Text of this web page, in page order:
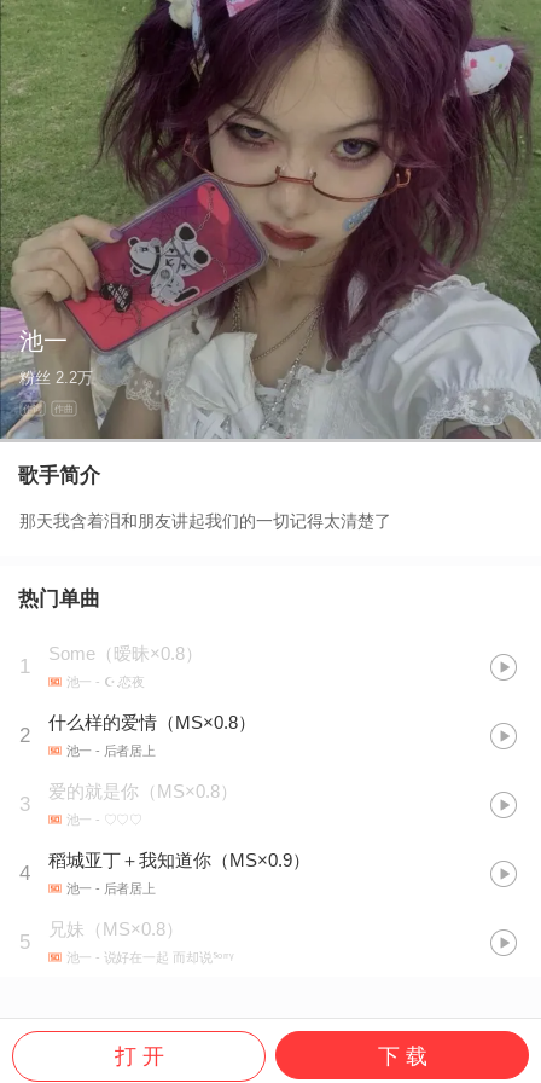
池一
粉丝 2.2万
作词 作曲
歌手简介
那天我含着泪和朋友讲起我们的一切记得太清楚了
热门单曲
1
Some（暧昧×0.8）
池一 - ☪.恋夜
2
什么样的爱情（MS×0.8）
池一 - 后者居上
3
爱的就是你（MS×0.8）
池一 - ♡♡♡
4
稻城亚丁＋我知道你（MS×0.9）
池一 - 后者居上
5
兄妹（MS×0.8）
池一 - 说好在一起 而却说ᔆᵒʳʳᵞ
打 开 下 载